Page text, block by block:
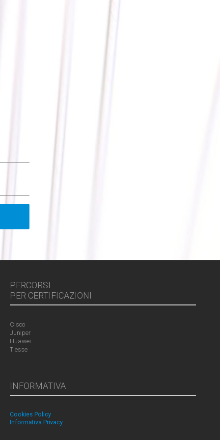
PERCORSI
PER CERTIFICAZIONI
Cisco
Juniper
Huawei
Tiesse
INFORMATIVA
Cookies Policy
Informativa Privacy